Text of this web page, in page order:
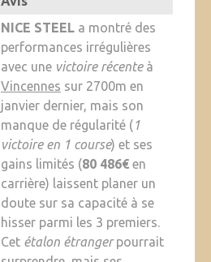
NICE STEELa montré des
performances irrégulières
avec une victoire récenteà
Vincennes sur 2700m en
janvier dernier, mais son
manque de régularité (1
victoire en 1 course) et ses
gains limités (80 486€en
carrière) laissent planer un
doute sur sa capacité à se
hisser parmi les 3 premiers.
Cet étalon étrangerpourrait